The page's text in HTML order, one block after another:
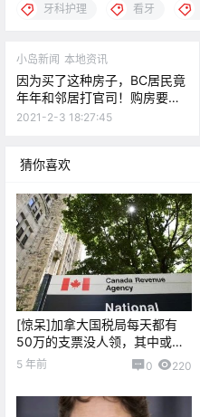
牙科护理 看牙
小岛新闻 本地资讯
因为买了这种房子，BC居民竟
年年和邻居打官司！购房要谨
慎啊！
2021-2-3 18:27:45
猜你喜欢
[惊呆]加拿大国税局每天都有
50万的支票没人领，其中或许
就有你的一份......
5 年前 0 220